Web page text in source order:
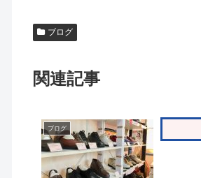
ブログ
関連記事
ブログ